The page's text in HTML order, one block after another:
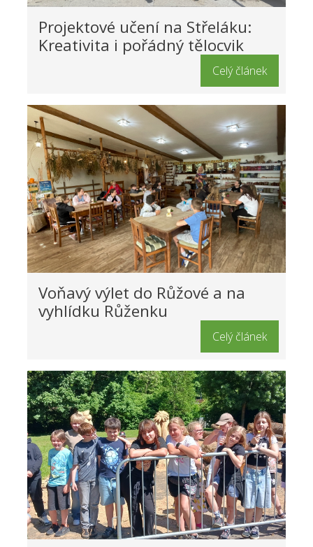
Projektové učení na Střeláku:
Kreativita i pořádný tělocvik
Celý článek
Voňavý výlet do Růžové a na
vyhlídku Růženku
Celý článek